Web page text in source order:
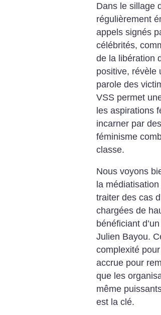
Dans le sillage
régulièrement
appels signés
célébrités,
de la libération
positive, révèle
parole des
VSS permet
les aspirations
incarner par
féminisme
classe.
Nous voyons
la
traiter des cas
chargées de
bénéficiant
Julien Bayou.
complexité
accrue pour
que les
même
est la clé.